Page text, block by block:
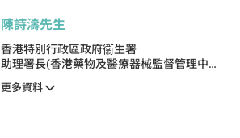
陳詩濤先生
香港特別行政區政府衞生署
助理署長(香港藥物及醫療器械監督管理中心
更多資料